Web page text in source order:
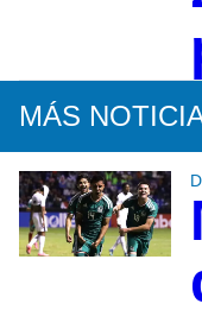
MÁS